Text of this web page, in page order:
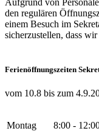
den regulären
einem Besuch im
sicherzustellen, dass
Ferienöffnungszeiten
vom 10.8 bis zum
Montag 8:00 -